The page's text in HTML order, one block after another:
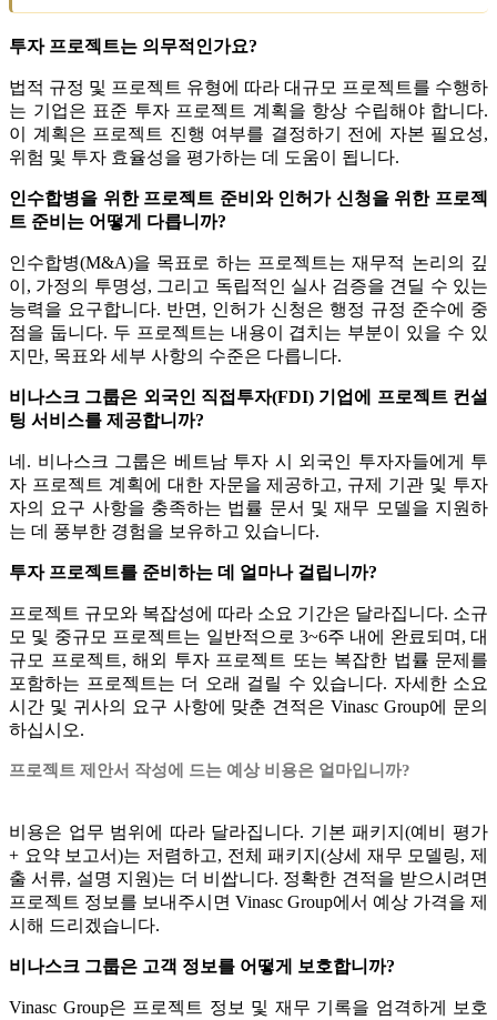
투자 프로젝트는 의무적인가요?
법적 규정 및 프로젝트 유형에 따라 대규모 프로젝트를 수행하
는 기업은 표준 투자 프로젝트 계획을 항상 수립해야 합니다.
이 계획은 프로젝트 진행 여부를 결정하기 전에 자본 필요성,
위험 및 투자 효율성을 평가하는 데 도움이 됩니다.
인수합병을 위한 프로젝트 준비와 인허가 신청을 위한 프로젝
트 준비는 어떻게 다릅니까?
인수합병(M&A)을 목표로 하는 프로젝트는 재무적 논리의 깊
이, 가정의 투명성, 그리고 독립적인 실사 검증을 견딜 수 있는
능력을 요구합니다. 반면, 인허가 신청은 행정 규정 준수에 중
점을 둡니다. 두 프로젝트는 내용이 겹치는 부분이 있을 수 있
지만, 목표와 세부 사항의 수준은 다릅니다.
비나스크 그룹은 외국인 직접투자(FDI) 기업에 프로젝트 컨설
팅 서비스를 제공합니까?
네. 비나스크 그룹은 베트남 투자 시 외국인 투자자들에게 투
자 프로젝트 계획에 대한 자문을 제공하고, 규제 기관 및 투자
자의 요구 사항을 충족하는 법률 문서 및 재무 모델을 지원하
는 데 풍부한 경험을 보유하고 있습니다.
투자 프로젝트를 준비하는 데 얼마나 걸립니까?
프로젝트 규모와 복잡성에 따라 소요 기간은 달라집니다. 소규
모 및 중규모 프로젝트는 일반적으로 3~6주 내에 완료되며, 대
규모 프로젝트, 해외 투자 프로젝트 또는 복잡한 법률 문제를
포함하는 프로젝트는 더 오래 걸릴 수 있습니다. 자세한 소요
시간 및 귀사의 요구 사항에 맞춘 견적은 Vinasc Group에 문의
하십시오.
프로젝트 제안서 작성에 드는 예상 비용은 얼마입니까?
비용은 업무 범위에 따라 달라집니다. 기본 패키지(예비 평가
+ 요약 보고서)는 저렴하고, 전체 패키지(상세 재무 모델링, 제
출 서류, 설명 지원)는 더 비쌉니다. 정확한 견적을 받으시려면
프로젝트 정보를 보내주시면 Vinasc Group에서 예상 가격을 제
시해 드리겠습니다.
비나스크 그룹은 고객 정보를 어떻게 보호합니까?
Vinasc Group은 프로젝트 정보 및 재무 기록을 엄격하게 보호